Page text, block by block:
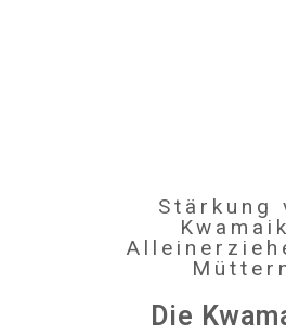
Stärkung
Die